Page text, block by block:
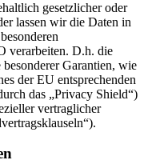
gesetzlicher oder
lassen wir die Daten in
verarbeiten. D.h. die
Garantien, wie
der EU entsprechenden
das „Privacy Shield“)
vertraglicher